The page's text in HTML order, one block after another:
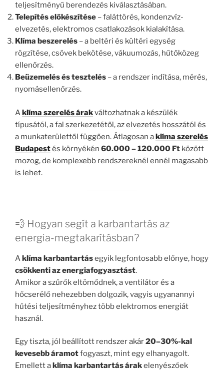
teljesítményű berendezés kiválasztásában.
Telepítés előkészítése – faláttörés, kondenzvíz-
elvezetés, elektromos csatlakozások kialakítása.
Klíma beszerelés – a beltéri és kültéri egység
rögzítése, csövek bekötése, vákuumozás, hűtőközeg
ellenőrzés.
Beüzemelés és tesztelés – a rendszer indítása, mérés,
nyomásellenőrzés.
Aklíma szerelés árakváltozhatnak a készülék
típusától, a fal szerkezetétől, az elvezetés hosszától és
a munkaterülettől függően. Átlagosan aklíma szerelés
Budapestés környékén 60.000 – 120.000 Ft között
mozog, de komplexebb rendszereknél ennél magasabb
is lehet.
💨 Hogyan segít a karbantartás az
energia-megtakarításban?
Aklíma karbantartásegyik legfontosabb előnye, hogy
csökkenti az energiafogyasztást.
Amikor a szűrők eltömődnek, a ventilátor és a
hőcserélő nehezebben dolgozik, vagyis ugyanannyi
hűtési teljesítményhez több elektromos energiát
használ.
Egy tiszta, jól beállított rendszer akár20–30%-kal
kevesebb áramotfogyaszt, mint egy elhanyagolt.
Emellett a klíma karbantartás árakelenyészőek